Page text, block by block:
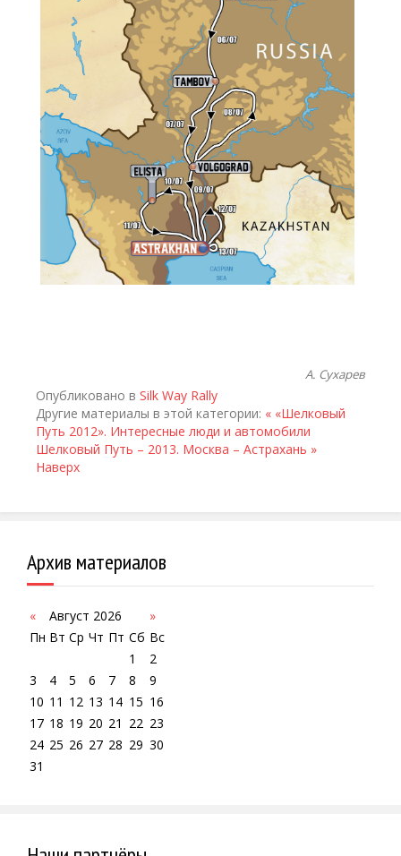
А. Сухарев
Опубликовано в Silk Way Rally
Другие материалы в этой категории: « «Шелковый
Путь 2012». Интересные люди и автомобили
Шелковый Путь – 2013. Москва – Астрахань »
Наверх
Архив материалов
« Август 2026
»
Пн Вт Ср Чт Пт Сб Вс
1
2
3
4 5 6 7 8
9
10 11 12 13 14 15 16
17 18 19 20 21 22 23
24 25 26 27 28 29 30
31